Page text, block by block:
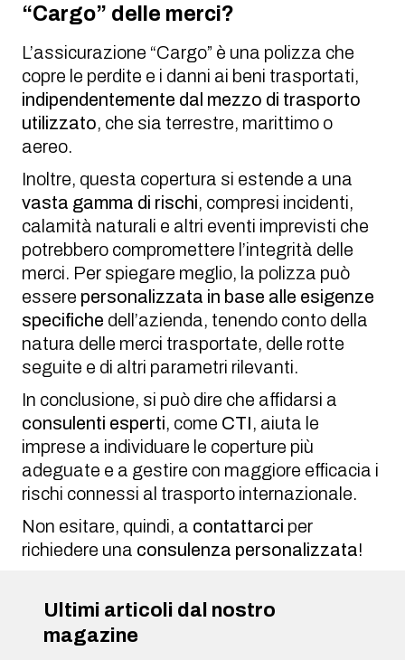
“Cargo” delle merci?
L’assicurazione “Cargo” è una polizza che
copre le perdite e i danni ai beni trasportati,
indipendentemente dal mezzo di trasporto
utilizzato, che sia terrestre, marittimo o
aereo.
Inoltre, questa copertura si estende a una
vasta gamma di rischi, compresi incidenti,
calamità naturali e altri eventi imprevisti che
potrebbero compromettere l’integrità delle
merci. Per spiegare meglio, la polizza può
essere personalizzata in base alle esigenze
specifiche dell’azienda, tenendo conto della
natura delle merci trasportate, delle rotte
seguite e di altri parametri rilevanti.
In conclusione, si può dire che affidarsi a
consulenti esperti, come CTI, aiuta le
imprese a individuare le coperture più
adeguate e a gestire con maggiore efficacia i
rischi connessi al trasporto internazionale.
Non esitare, quindi, a contattarci per
richiedere una consulenza personalizzata!
Ultimi articoli dal nostro
magazine